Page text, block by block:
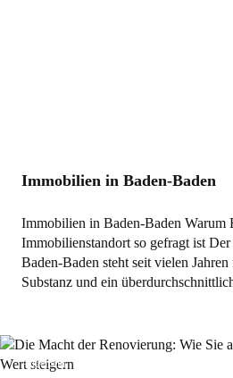
Immobilien in Baden-Baden
Immobilien in Baden-Baden Warum
Immobilienstandort so gefragt ist
Baden-Baden steht seit vielen
Substanz und ein
Allgemein